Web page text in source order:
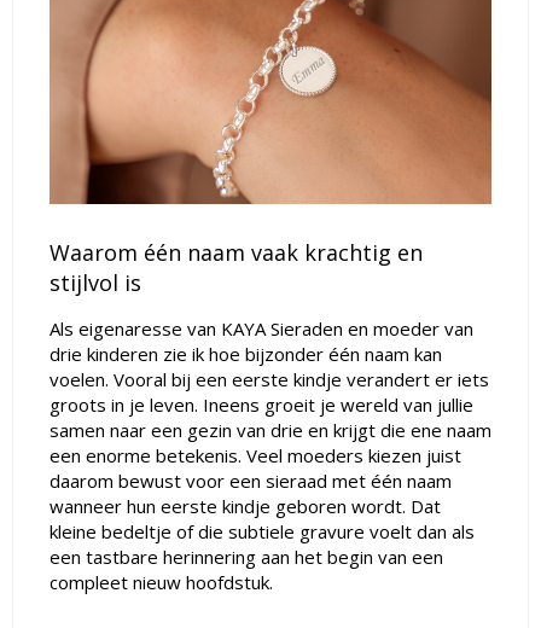
Waarom één naam vaak krachtig en
stijlvol is
Als eigenaresse van KAYA Sieraden en moeder van
drie kinderen zie ik hoe bijzonder één naam kan
voelen. Vooral bij een eerste kindje verandert er iets
groots in je leven. Ineens groeit je wereld van jullie
samen naar een gezin van drie en krijgt die ene naam
een enorme betekenis. Veel moeders kiezen juist
daarom bewust voor een sieraad met één naam
wanneer hun eerste kindje geboren wordt. Dat
kleine bedeltje of die subtiele gravure voelt dan als
een tastbare herinnering aan het begin van een
compleet nieuw hoofdstuk.